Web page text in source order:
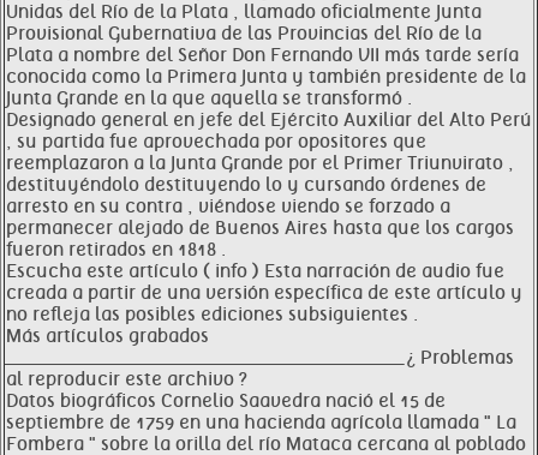
Unidas del Río de la Plata , llamado oficialmente Junta
Provisional Gubernativa de las Provincias del Río de la
Plata a nombre del Señor Don Fernando VII más tarde sería
conocida como la Primera Junta y también presidente de la
Junta Grande en la que aquella se transformó .
Designado general en jefe del Ejército Auxiliar del Alto Perú
, su partida fue aprovechada por opositores que
reemplazaron a la Junta Grande por el Primer Triunvirato ,
destituyéndolo destituyendo lo y cursando órdenes de
arresto en su contra , viéndose viendo se forzado a
permanecer alejado de Buenos Aires hasta que los cargos
fueron retirados en 1818 .
Escucha este artículo ( info ) Esta narración de audio fue
creada a partir de una versión específica de este artículo y
no refleja las posibles ediciones subsiguientes .
Más artículos grabados
__________________________________________________________________ ¿ Problemas
al reproducir este archivo ?
Datos biográficos Cornelio Saavedra nació el 15 de
septiembre de 1759 en una hacienda agrícola llamada " La
Fombera " sobre la orilla del río Mataca cercana al poblado